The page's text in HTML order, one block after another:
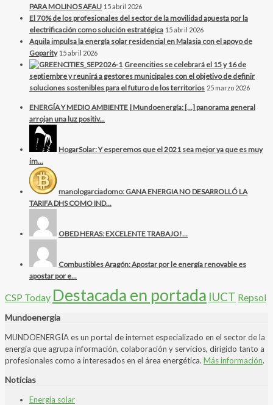
PARA MOLINOS AFAU 15 abril 2026
El 70% de los profesionales del sector de la movilidad apuesta por la
electrificación como solución estratégica 15 abril 2026
Aquila impulsa la energía solar residencial en Malasia con el apoyo de
Goparity 15 abril 2026
Greencities se celebrará el 15 y 16 de
septiembre y reunirá a gestores municipales con el objetivo de definir
soluciones sostenibles para el futuro de los territorios 25 marzo 2026
ENERGÍA Y MEDIO AMBIENTE | Mundoenergía: […] panorama general
arrojan una luz positiv...
HogarSolar: Y esperemos que el 2021 sea mejor ya que es muy
im...
manologarciadomo: GANA ENERGIA NO DESARROLLÓ LA
TARIFA DHS COMO IND...
OBED HERAS: EXCELENTE TRABAJO!...
Combustibles Aragón: Apostar por le energía renovable es
apostar por e...
CSP Today Destacada en portada IUCT Repsol
Mundoenergia
MUNDOENERGÍA es un portal de internet especializado en el sector de la
energía que agrupa información, colaboración y servicios, dirigido tanto a
profesionales como a interesados en el área energética. Más información.
Noticias
Energía solar